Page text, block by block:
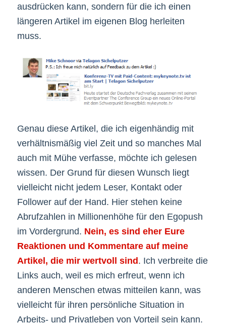
ausdrücken kann, sondern für die ich einen
längeren Artikel im eigenen Blog herleiten
muss.
Genau diese Artikel, die ich eigenhändig mit
verhältnismäßig viel Zeit und so manches Mal
auch mit Mühe verfasse, möchte ich gelesen
wissen. Der Grund für diesen Wunsch liegt
vielleicht nicht jedem Leser, Kontakt oder
Follower auf der Hand. Hier stehen keine
Abrufzahlen in Millionenhöhe für den Egopush
im Vordergrund. Nein, es sind eher Eure
Reaktionen und Kommentare auf meine
Artikel, die mir wertvoll sind. Ich verbreite die
Links auch, weil es mich erfreut, wenn ich
anderen Menschen etwas mitteilen kann, was
vielleicht für ihren persönliche Situation in
Arbeits- und Privatleben von Vorteil sein kann.